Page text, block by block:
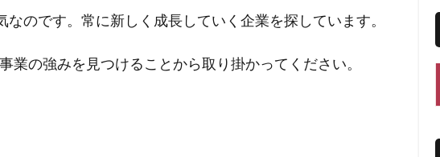
のです。常に新しく成長していく企業を探しています。
業の強みを見つけることから取り掛かってください。